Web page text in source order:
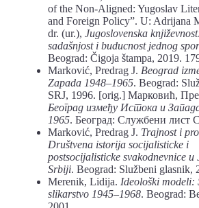
of the Non-Aligned: Yugoslav
and Foreign Policy”. U: Adrijana
dr. (ur.), Jugoslovenska
sadašnjost i buducnost jednog
Beograd: Čigoja štampa, 2019.
Marković, Predrag J. Beograd
Zapada 1948–1965. Beograd:
SRJ, 1996. [orig.] Марковић,
Београд између Истока и
1965. Београд: Службени лист
Marković, Predrag J. Trajnost i
Društvena istorija socijalisticke i
postsocijalisticke svakodnevnice
Srbiji. Beograd: Službeni glasnik,
Merenik, Lidija. Ideološki modeli:
slikarstvo 1945–1968. Beograd: